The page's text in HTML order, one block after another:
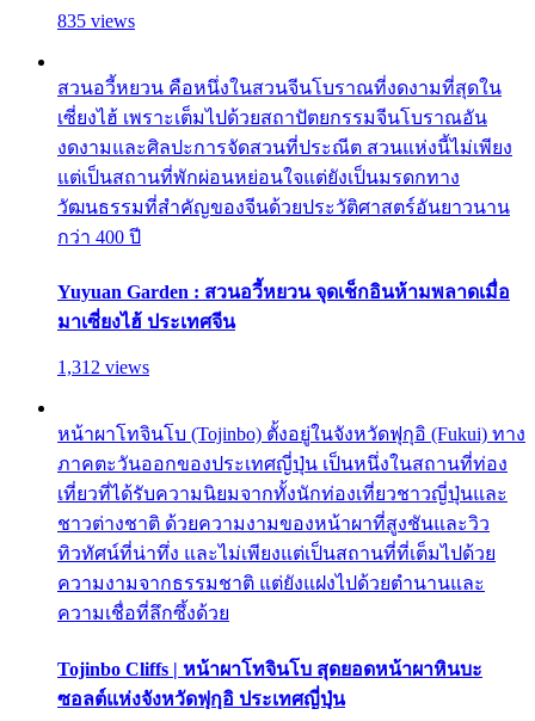
835 views
สวนอวี้หยวน คือหนึ่งในสวนจีนโบราณที่งดงามที่สุดใน
เซี่ยงไฮ้ เพราะเต็มไปด้วยสถาปัตยกรรมจีนโบราณอัน
งดงามและศิลปะการจัดสวนที่ประณีต สวนแห่งนี้ไม่เพียง
แต่เป็นสถานที่พักผ่อนหย่อนใจแต่ยังเป็นมรดกทาง
วัฒนธรรมที่สำคัญของจีนด้วยประวัติศาสตร์อันยาวนาน
กว่า 400 ปี
Yuyuan Garden : สวนอวี้หยวน จุดเช็กอินห้ามพลาดเมื่อ
มาเซี่ยงไฮ้ ประเทศจีน
1,312 views
หน้าผาโทจินโบ (Tojinbo) ตั้งอยู่ในจังหวัดฟุกุอิ (Fukui) ทาง
ภาคตะวันออกของประเทศญี่ปุ่น เป็นหนึ่งในสถานที่ท่อง
เที่ยวที่ได้รับความนิยมจากทั้งนักท่องเที่ยวชาวญี่ปุ่นและ
ชาวต่างชาติ ด้วยความงามของหน้าผาที่สูงชันและวิว
ทิวทัศน์ที่น่าทึ่ง และไม่เพียงแต่เป็นสถานที่ที่เต็มไปด้วย
ความงามจากธรรมชาติ แต่ยังแฝงไปด้วยตำนานและ
ความเชื่อที่ลึกซึ้งด้วย
Tojinbo Cliffs | หน้าผาโทจินโบ สุดยอดหน้าผาหินบะ
ซอลต์แห่งจังหวัดฟุกุอิ ประเทศญี่ปุ่น